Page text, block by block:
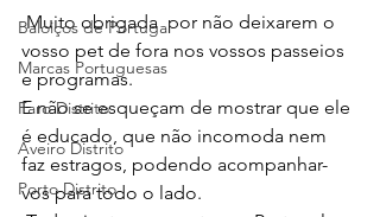
Baloiços de Portugal
Marcas Portuguesas
Faro Distrito
Aveiro Distrito
Porto Distrito
Muito obrigada  por não deixarem o
vosso pet de fora nos vossos passeios
e programas.
E não se esqueçam de mostrar que ele
é educado, que não incomoda nem
faz estragos, podendo acompanhar-
vos para todo o lado.